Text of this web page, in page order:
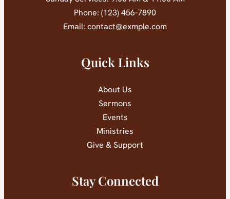
Phone: (123) 456-7890
Email: contact@exmple.com
Quick Links
About Us
Sermons
Events
Ministries
Give & Support
Stay Connected